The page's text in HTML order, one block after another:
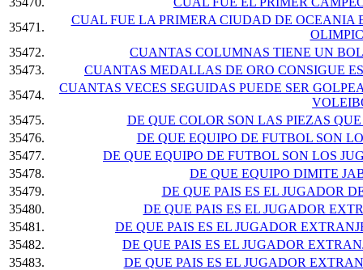
35471.
CUAL FUE LA PRIMERA CIUDAD DE OCEANIA
35472.
CUANTAS COLUMNAS TIENE UN
35473.
CUANTAS MEDALLAS DE ORO CONSIGUE
35474.
CUANTAS VECES SEGUIDAS PUEDE SER
35475.
DE QUE COLOR SON LAS PIEZAS
35476.
DE QUE EQUIPO DE FUTBOL SON
35477.
DE QUE EQUIPO DE FUTBOL SON LOS
35478.
DE QUE EQUIPO DIMITE
35479.
DE QUE PAIS ES EL JUGADOR
35480.
DE QUE PAIS ES EL JUGADOR
35481.
DE QUE PAIS ES EL JUGADOR
35482.
DE QUE PAIS ES EL JUGADOR
35483.
DE QUE PAIS ES EL JUGADOR